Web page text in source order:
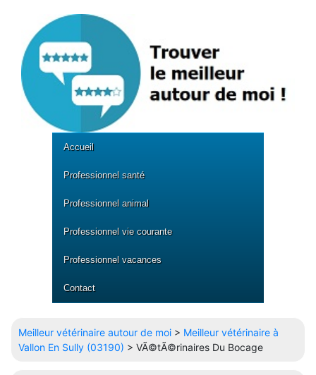
Accueil
Professionnel santé
Professionnel animal
Professionnel vie courante
Professionnel vacances
Contact
Meilleur vétérinaire autour de moi > Meilleur vétérinaire à
Vallon En Sully (03190) > VÃ©tÃ©rinaires Du Bocage